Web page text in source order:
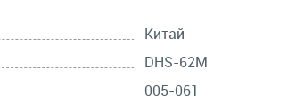
Китай
DHS-62M
005-061